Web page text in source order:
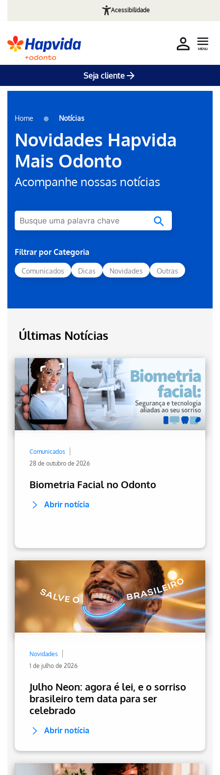
Acessibilidade
Seja cliente
MENU
Home Notícias
Novidades Hapvida
Mais Odonto
Acompanhe nossas notícias
Filtrar por Categoria
Comunicados Dicas Novidades Outras
Últimas Notícias
Comunicados
28 de outubro de 2026
Biometria Facial no Odonto
Abrir notícia
Novidades
1 de julho de 2026
Julho Neon: agora é lei, e o sorriso
brasileiro tem data para ser
celebrado
Abrir notícia